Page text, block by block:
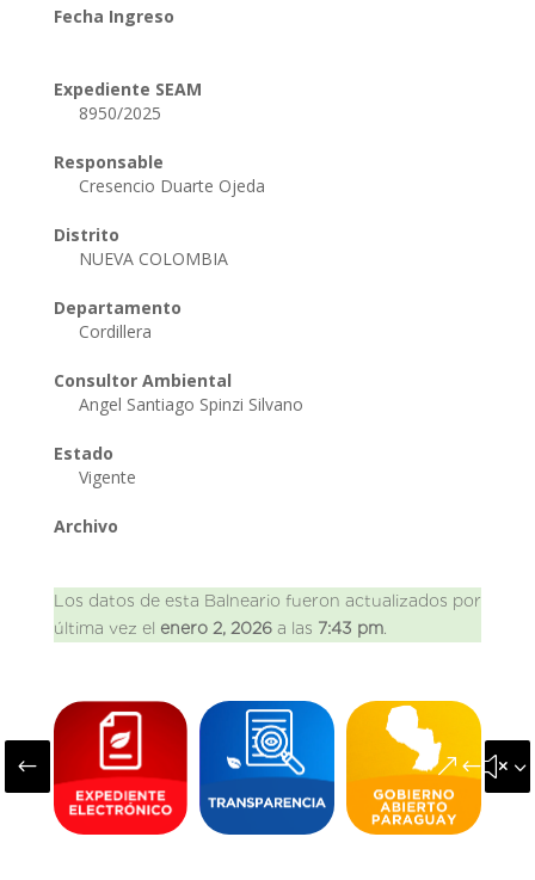
Fecha Ingreso
Expediente SEAM
8950/2025
Responsable
Cresencio Duarte Ojeda
Distrito
NUEVA COLOMBIA
Departamento
Cordillera
Consultor Ambiental
Angel Santiago Spinzi Silvano
Estado
Vigente
Archivo
Los datos de esta Balneario fueron actualizados por
última vez el enero 2, 2026a las 7:43 pm.
#